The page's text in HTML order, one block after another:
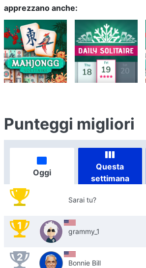
apprezzano anche:
Punteggi migliori
Oggi
Questa
settimana
Sarai tu?
1 grammy_1
2 Bonnie Bill